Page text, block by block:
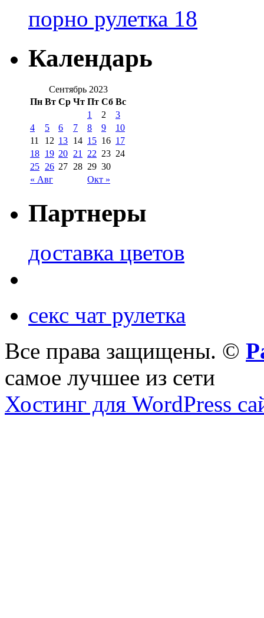
порно рулетка 18
Календарь
Сентябрь 2023
Пн Вт Ср Чт Пт Сб Вс
« Авг Окт »
1 2
3
4
5 6 7 8 9
10
11
12 13 14 15 16 17
18 19 20 21 22 23 24
25 26 27 28 29 30
Партнеры
доставка цветов
секс чат рулетка
Все права защищены. ©
самое лучшее из сети
Хостинг для WordPress